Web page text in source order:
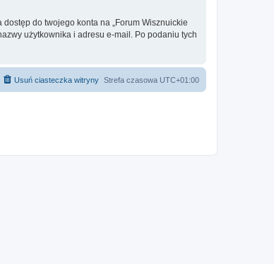
do twojego konta na „Forum Wisznuickie
użytkownika i adresu e-mail. Po podaniu tych
Strefa czasowa UTC+01:00
Usuń ciasteczka witryny